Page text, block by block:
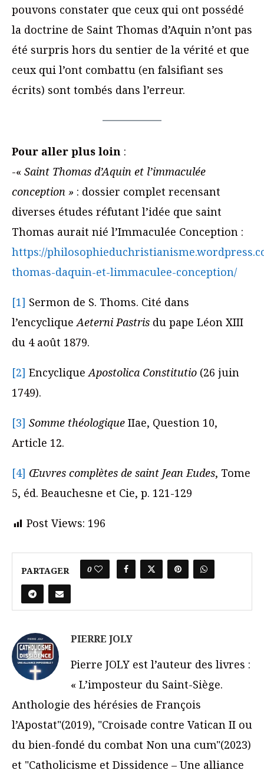
pouvons constater que ceux qui ont possédé
la doctrine de Saint Thomas d’Aquin n’ont pas
été surpris hors du sentier de la vérité et que
ceux qui l’ont combattu (en falsifiant ses
écrits) sont tombés dans l’erreur.
Pour aller plus loin :
-« Saint Thomas d’Aquin et l’immaculée
conception » : dossier complet recensant
diverses études réfutant l’idée que saint
Thomas aurait nié l’Immaculée Conception :
https://
thomas-daquin-et-limmaculee-conception/
[1] Sermon de S. Thoms. Cité dans
l’encycliqueAeterni Pastris du pape Léon XIII
du 4 août 1879.
[2] EncycliqueApostolica Constitutio (26 juin
1749).
[3] Somme théologique IIae, Question 10,
Article 12.
[4] Œuvres complètes de saint Jean Eudes, Tome
5, éd. Beauchesne et Cie, p. 121-129
Post Views: 196
PARTAGER 0
PIERRE JOLY
Pierre JOLY est l’auteur des livres :
« L’imposteur du Saint-Siège.
Anthologie des hérésies de François
l’Apostat"(2019), "Croisade contre Vatican II ou
du bien-fondé du combat Non una cum"(2023)
et "Catholicisme et Dissidence – Une alliance